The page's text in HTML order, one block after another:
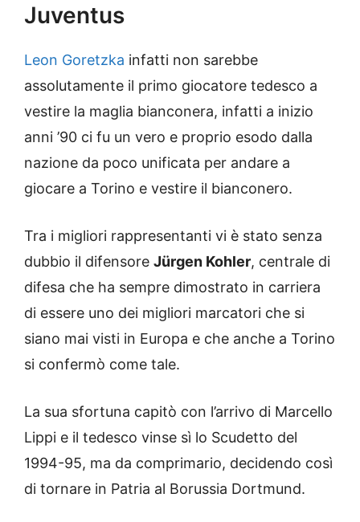
Juventus
Leon Goretzka infatti non sarebbe
assolutamente il primo giocatore tedesco a
vestire la maglia bianconera, infatti a inizio
anni ’90 ci fu un vero e proprio esodo dalla
nazione da poco unificata per andare a
giocare a Torino e vestire il bianconero.
Tra i migliori rappresentanti vi è stato senza
dubbio il difensore Jürgen Kohler, centrale di
difesa che ha sempre dimostrato in carriera
di essere uno dei migliori marcatori che si
siano mai visti in Europa e che anche a Torino
si confermò come tale.
La sua sfortuna capitò con l’arrivo di Marcello
Lippi e il tedesco vinse sì lo Scudetto del
1994-95, ma da comprimario, decidendo così
di tornare in Patria al Borussia Dortmund.